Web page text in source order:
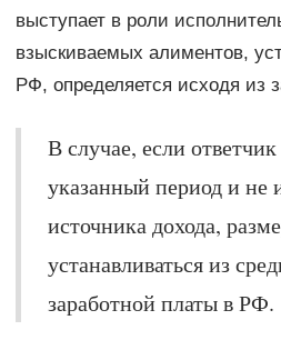
выступает в роли
взыскиваемых алиментов,
РФ, определяется исходя из
В случае, если
указанный период и не
источника дохода,
устанавливаться из
заработной платы в РФ.